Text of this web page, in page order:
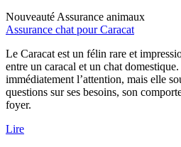
Nouveauté Assurance animaux
Assurance chat pour Caracat
Le Caracat est un félin rare et
entre un caracal et un chat
immédiatement l’attention, mais elle
questions sur ses besoins, son
foyer.
Lire